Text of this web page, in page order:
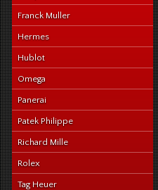
Franck Muller
Hermes
Hublot
Omega
Panerai
Patek Philippe
Richard Mille
Rolex
Tag Heuer